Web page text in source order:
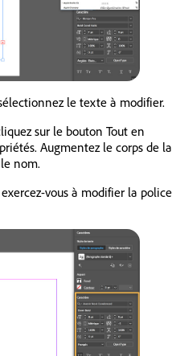
le texte à modifier.
sur le bouton Tout en
Augmentez le corps de la
nom.
vous à modifier la police